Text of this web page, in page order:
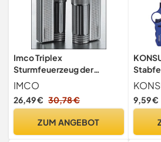
Imco Triplex
Sturmfeuerzeug der
Klassiker
IMCO
26,49 € 30,78 €
ZUM ANGEBOT
Turbo
rote
9,59 €